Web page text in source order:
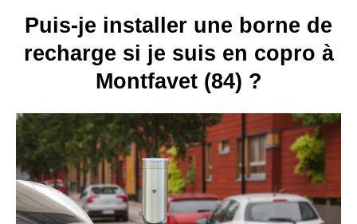
Puis-je installer une borne de
recharge si je suis en copro à
Montfavet (84) ?